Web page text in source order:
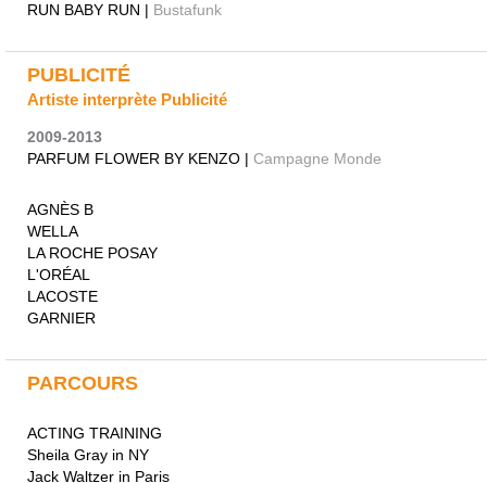
RUN BABY RUN | Bustafunk
PUBLICITÉ
Artiste interprète Publicité
2009-2013
PARFUM FLOWER BY KENZO | Campagne Monde
AGNÈS B
WELLA
LA ROCHE POSAY
L'ORÉAL
LACOSTE
GARNIER
PARCOURS
ACTING TRAINING
Sheila Gray in NY
Jack Waltzer in Paris